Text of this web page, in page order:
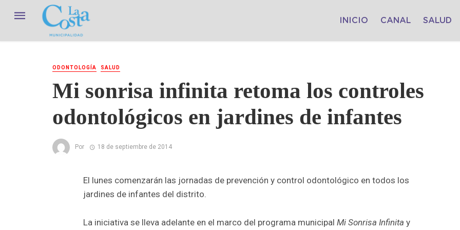
INICIO CANAL SALUD
ODONTOLOGÍA SALUD
Mi sonrisa infinita retoma los controles
odontológicos en jardines de infantes
Por 18 de septiembre de 2014
El lunes comenzarán las jornadas de prevención y control odontológico en todos los
jardines de infantes del distrito.
La iniciativa se lleva adelante en el marco del programa municipal Mi Sonrisa Infinita y